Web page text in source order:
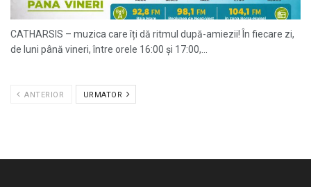
CATHARSIS – muzica care îți dă ritmul după-amiezii! În fiecare zi,
de luni până vineri, între orele 16:00 și 17:00,...
ANTERIOR URMATOR